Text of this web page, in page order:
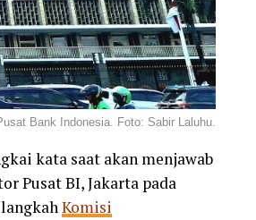
Bank Indonesia. Foto: Sabir Laluhu.
kata saat akan menjawab
Pusat BI, Jakarta pada
Komisi